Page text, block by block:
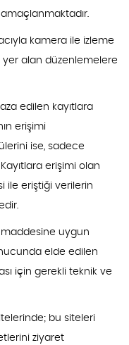
kamera ile izleme
alan düzenlemelere
edilen kayıtlara
erişimi
ise, sadece
erişimi olan
ile eriştiği verilerin
maddesine uygun
elde edilen
için gerekli teknik ve
bu siteleri
ziyaret